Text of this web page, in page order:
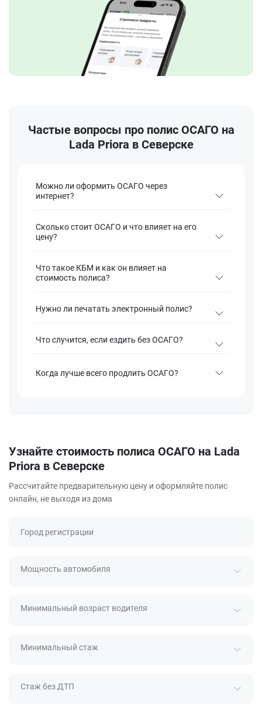
Частые вопросы про полис ОСАГО на
Lada Priora в Северске
Можно ли оформить ОСАГО через
интернет?
Сколько стоит ОСАГО и что влияет на его
цену?
Что такое КБМ и как он влияет на
стоимость полиса?
Нужно ли печатать электронный полис?
Что случится, если ездить без ОСАГО?
Когда лучше всего продлить ОСАГО?
Узнайте стоимость полиса ОСАГО на Lada
Priora в Северске
Рассчитайте предварительную цену и оформляйте полис
онлайн, не выходя из дома
Город регистрации
Мощность автомобиля
Минимальный возраст водителя
Минимальный стаж
Стаж без ДТП